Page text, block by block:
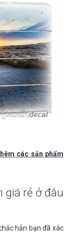
các sản phẩm
giá rẻ ở đâu
hẳn bạn đã xác